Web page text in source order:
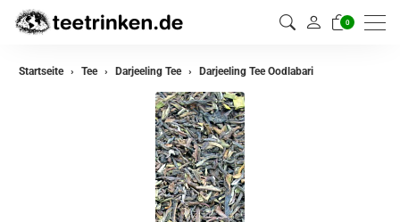
0
zurück
Startseite Tee Darjeeling Tee Darjeeling Tee Oodlabari